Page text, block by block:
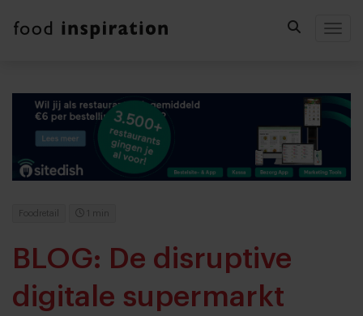
Foodretail 1 min
BLOG: De disruptive
digitale supermarkt